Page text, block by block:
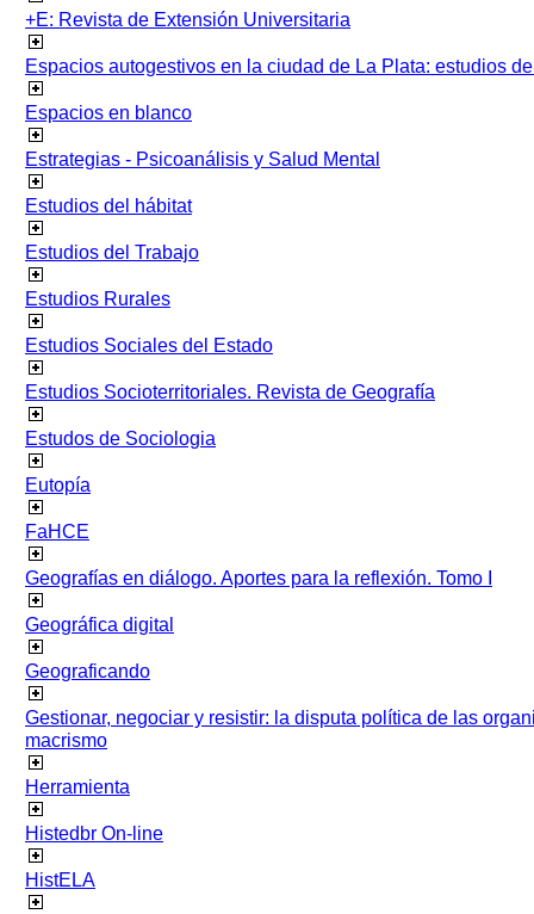
+E: Revista de Extensión Universitaria
Espacios autogestivos en la ciudad de La Plata: estudios
Espacios en blanco
Estrategias - Psicoanálisis y Salud Mental
Estudios del hábitat
Estudios del Trabajo
Estudios Rurales
Estudios Sociales del Estado
Estudios Socioterritoriales. Revista de Geografía
Estudos de Sociologia
Eutopía
FaHCE
Geografías en diálogo. Aportes para la reflexión. Tomo I
Geográfica digital
Geograficando
Gestionar, negociar y resistir: la disputa política de las
macrismo
Herramienta
Histedbr On-line
HistELA